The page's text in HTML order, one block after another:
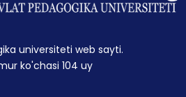
universiteti web sayti.
ko'chasi 104 uy